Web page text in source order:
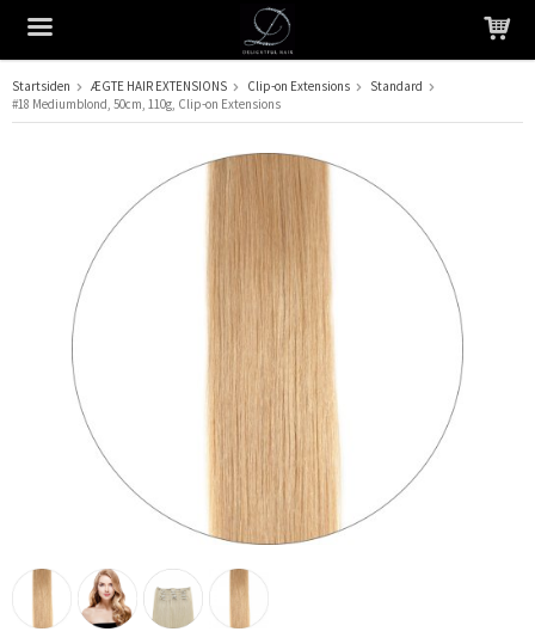
Produktet er blevet tilføjet til din indkøbskurv
Startsiden ÆGTE HAIR EXTENSIONS Clip-on Extensions
Standard
#18 Mediumblond, 50cm, 110g, Clip-on Extensions